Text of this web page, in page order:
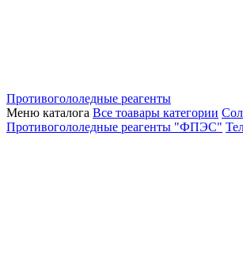
Противогололедные реагенты
Меню каталога Все тоавары категории
Противогололедные реагенты "ФПЭС"